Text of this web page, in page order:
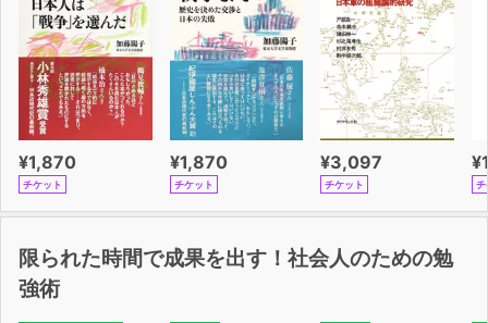
¥1,870
チケット
¥1,870
チケット
¥3,097
チケット チ
限られた時間で成果を出す！社会人のための勉
強術